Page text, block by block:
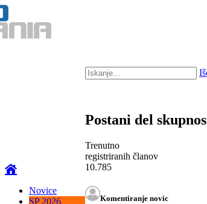
Novice
SP 2026
Postani del
Trenutno
registriranih članov
10.785
Komentiranje novic